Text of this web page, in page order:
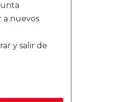
a nuevos
y salir de